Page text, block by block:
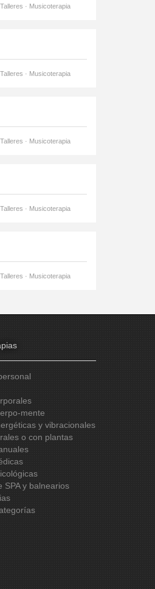
· Musicoterapia
· Musicoterapia
· Musicoterapia
· Musicoterapia
· Musicoterapia
mente
y vibracionales
o con plantas
SPA y balnearios